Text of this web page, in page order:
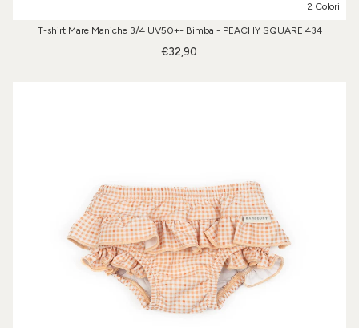
2 Colori
T-shirt Mare Maniche 3/4 UV50+- Bimba - PEACHY SQUARE 434
€32,90